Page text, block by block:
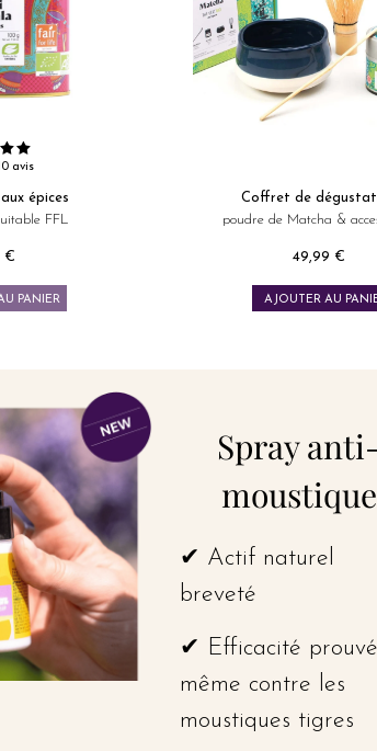
avis
épices
FFL
€
PANIER
Coffret de
poudre de Matcha &
Prix
49,99 €
AJOUTER AU
Spray
moustique
✔ Actif naturel
breveté
✔ Efficacité
même contre les
moustiques tigres